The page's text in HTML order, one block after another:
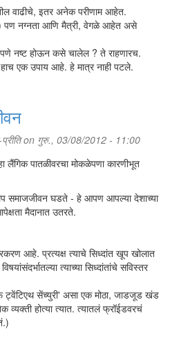
वाढीचे, इतर अनेक परीणाम आहेत.
पण नग्नता आणि मैत्री, वेगळे आहेत असे
नष्ट होऊन कसे चालेल ? ते राहणारच.
एक उपाय आहे. हे मात्र नाही पटले.
on गुरु., 03/08/2012 - 11:00
लैंगिक पातळीवरचा मोकळेपणा कारणीभूत
समाजजीवन घडते - हे आपण आपल्या देशाच्या
मैदानात उतरते.
आहे. प्रत्यक्ष त्याचे सिध्दांत खूप खोलात
त्याच्या सिध्दांतांचे सविस्तर
ट्वेंटिएथ सेंच्युरी' असा एक मोठा, जाडजूड खंड
व्यक्ती होत्या त्यात. त्यातलं फ्रॉईडवरचं